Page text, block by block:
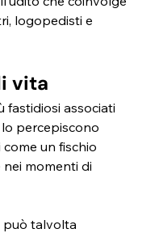
logopedisti e
vita
fastidiosi associati
lo percepiscono
un fischio
momenti di
può talvolta